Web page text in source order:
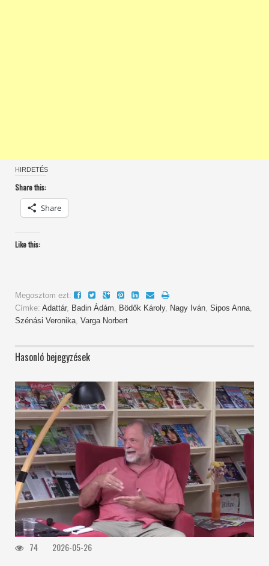
HIRDETÉS
Share this:
Share
Like this:
Megosztom ezt:
Címke: Adattár, Badin Ádám, Bödők Károly, Nagy Iván, Sipos Anna,
Szénási Veronika, Varga Norbert
Hasonló bejegyzések
74 2026-05-26